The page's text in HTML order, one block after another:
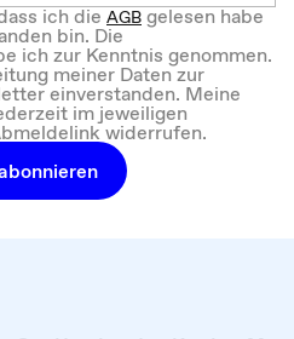
ich dieAGBgelesen habe
bin. Die
ich zur Kenntnis genommen.
meiner Daten zur
einverstanden. Meine
im jeweiligen
widerrufen.